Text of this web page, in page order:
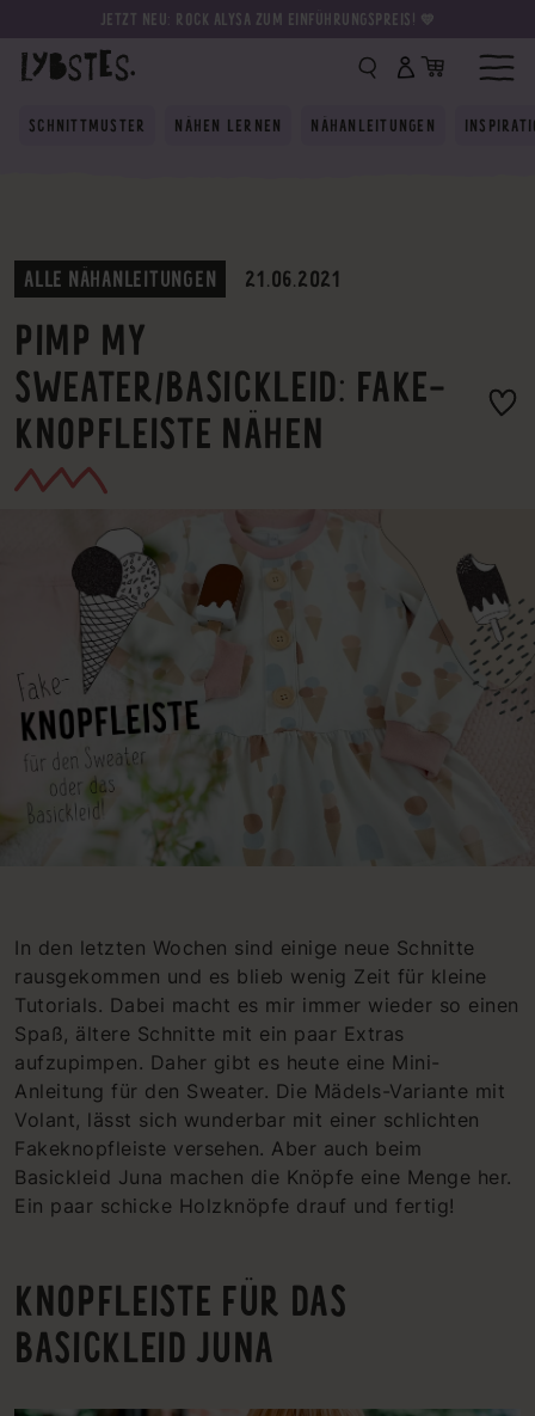
JETZT NEU: ROCK ALYSA ZUM EINFÜHRUNGSPREIS! 💛
SCHNITTMUSTER NÄHEN LERNEN NÄHANLEITUNGEN
ALLE NÄHANLEITUNGEN 21.06.2021
PIMP MY
SWEATER/BASICKLEID: FAKE-
KNOPFLEISTE NÄHEN
In den letzten Wochen sind einige neue Schnitte
rausgekommen und es blieb wenig Zeit für kleine
Tutorials. Dabei macht es mir immer wieder so einen
Spaß, ältere Schnitte mit ein paar Extras
aufzupimpen. Daher gibt es heute eine Mini-
Anleitung für den Sweater. Die Mädels-Variante mit
Volant, lässt sich wunderbar mit einer schlichten
Fakeknopfleiste versehen. Aber auch beim
Basickleid Juna machen die Knöpfe eine Menge her.
Ein paar schicke Holzknöpfe drauf und fertig!
KNOPFLEISTE FÜR DAS
BASICKLEID JUNA